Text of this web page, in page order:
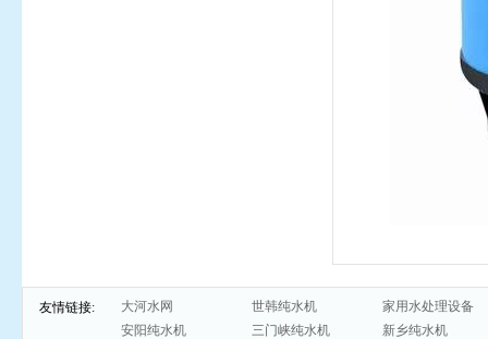
友情链接: 大河水网 世韩纯水机
家用水处理设备
安阳纯水机
三门峡纯水机
新乡纯水机